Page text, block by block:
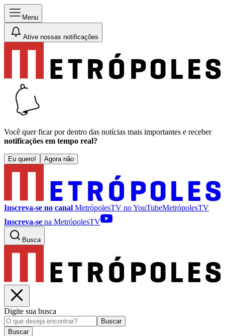
Menu
Ative nossas notificações
Você quer ficar por dentro das notícias mais importantes e receber
notificações em tempo real?
Eu quero! Agora não
Inscreva-se no canal MetrópolesTV noYouTubeMetrópolesTV
Inscreva-se na MetrópolesTV
Busca
Digite sua busca
Buscar
Buscar